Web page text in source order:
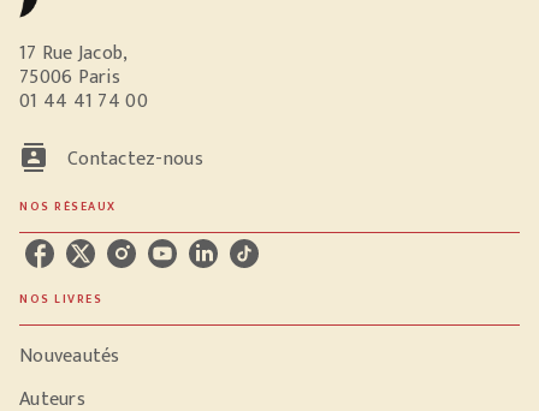
17 Rue Jacob,
75006 Paris
01 44 41 74 00
contacts Contactez-nous
NOS RÉSEAUX
NOS LIVRES
Nouveautés
Auteurs